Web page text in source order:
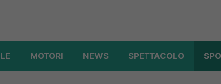
MOTORI NEWS SPETTACOLO